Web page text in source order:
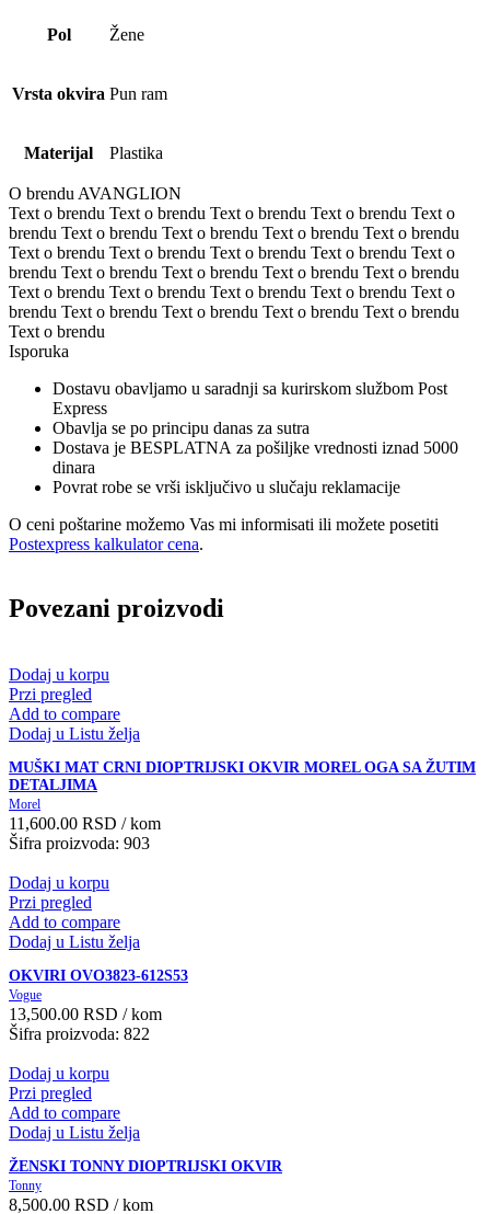
Pol Žene
Vrsta okvira Pun ram
Materijal Plastika
O brendu AVANGLION
Text o brendu Text o brendu Text o brendu Text o brendu Text o
brendu Text o brendu Text o brendu Text o brendu Text o brendu
Text o brendu Text o brendu Text o brendu Text o brendu Text o
brendu Text o brendu Text o brendu Text o brendu Text o brendu
Text o brendu Text o brendu Text o brendu Text o brendu Text o
brendu Text o brendu Text o brendu Text o brendu Text o brendu
Text o brendu
Isporuka
Dostavu obavljamo u saradnji sa kurirskom službom Post
Express
Obavlja se po principu danas za sutra
Dostava je BESPLATNA za pošiljke vrednosti iznad 5000
dinara
Povrat robe se vrši isključivo u slučaju reklamacije
O ceni poštarine možemo Vas mi informisati ili možete posetiti
Postexpress kalkulator cena.
Povezani proizvodi
Dodaj u korpu
Przi pregled
Add to compare
Dodaj u Listu želja
MUŠKI MAT CRNI DIOPTRIJSKI OKVIR MOREL OGA SA ŽUTIM
DETALJIMA
Morel
11,600.00 RSD / kom
Šifra proizvoda: 903
Dodaj u korpu
Przi pregled
Add to compare
Dodaj u Listu želja
OKVIRI OVO3823-612S53
Vogue
13,500.00 RSD / kom
Šifra proizvoda: 822
Dodaj u korpu
Przi pregled
Add to compare
Dodaj u Listu želja
ŽENSKI TONNY DIOPTRIJSKI OKVIR
Tonny
8,500.00 RSD / kom